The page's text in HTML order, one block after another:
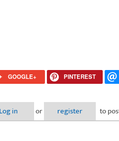
GOOGLE+ PINTEREST
Log in or register to